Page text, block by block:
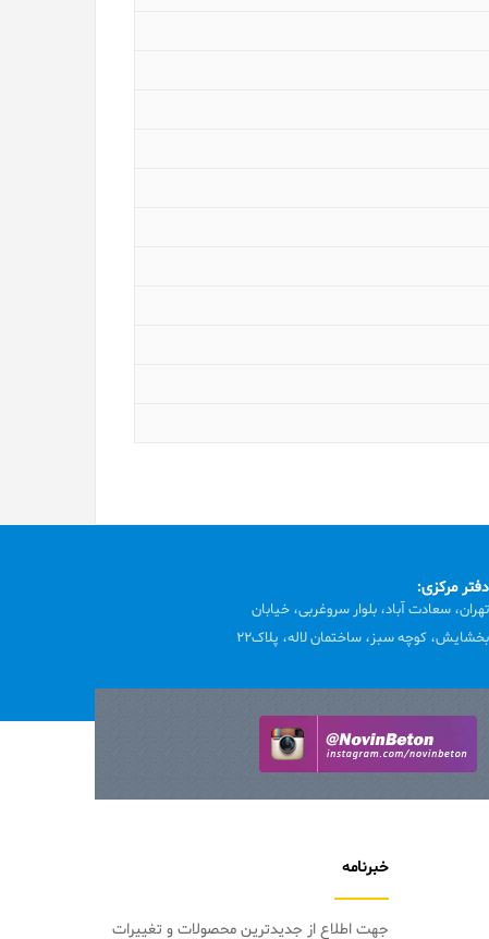
دفتر مرکزی:
تهران، سعادت آباد، بلوار سروغربی، خیابان
بخشایش، کوچه سبز، ساختمان لاله، پلاک22
خبرنامه
جهت اطلاع از جدیدترین محصولات و تغییرات